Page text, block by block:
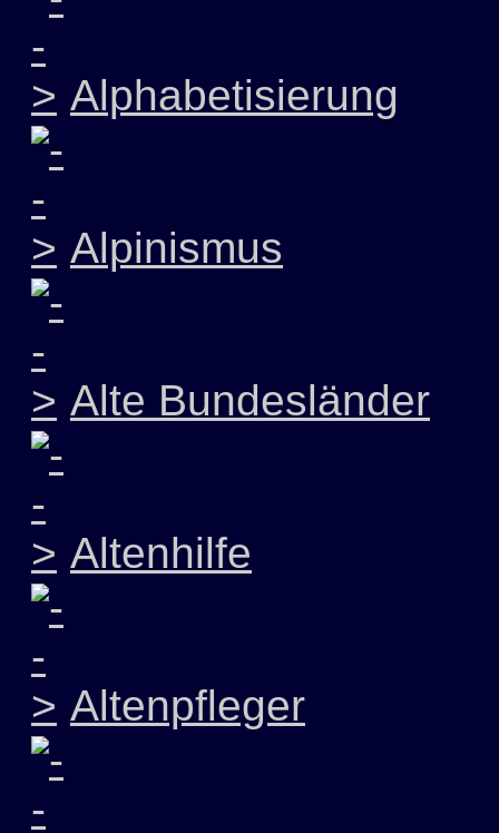
Alphabetisierung
Alpinismus
Alte Bundesländer
Altenhilfe
Altenpfleger